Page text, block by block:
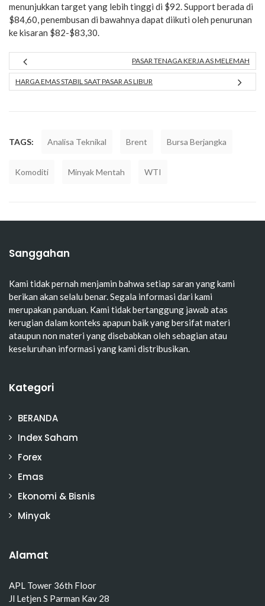
menunjukkan target yang lebih tinggi di $92. Support berada di
$84,60, penembusan di bawahnya dapat diikuti oleh penurunan
ke kisaran $82-$83,30.
PASAR TENAGA KERJA AS MELEMAH
HARGA EMAS STABIL SAAT PASAR AS LIBUR
TAGS: Analisa Teknikal Brent Bursa Berjangka
Komoditi Minyak Mentah WTI
Sanggahan
Kami tidak pernah menjamin bahwa setiap saran yang kami
berikan akan selalu benar. Segala informasi dari kami
merupakan panduan. Kami tidak bertanggung jawab atas
kerugian dalam konteks apapun baik yang bersifat materi
ataupun non materi yang disebabkan oleh sebagian atau
keseluruhan informasi yang kami distribusikan.
Kategori
BERANDA
Index Saham
Forex
Emas
Ekonomi & Bisnis
Minyak
Alamat
APL Tower 36th Floor
Jl Letjen S Parman Kav 28